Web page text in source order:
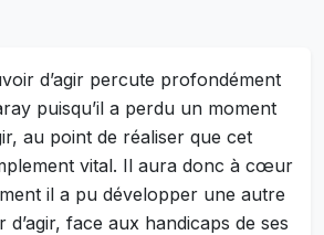
d’agir percute profondément
puisqu’il a perdu un moment
au point de réaliser que cet
vital. Il aura donc à cœur
il a pu développer une autre
face aux handicaps de ses